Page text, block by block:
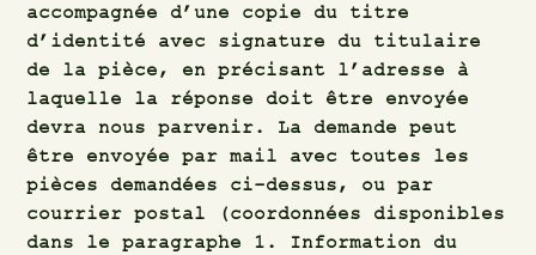
accompagnée d’une copie du titre
d’identité avec signature du titulaire
de la pièce, en précisant l’adresse à
laquelle la réponse doit être envoyée
devra nous parvenir. La demande peut
être envoyée par mail avec toutes les
pièces demandées ci-dessus, ou par
courrier postal (coordonnées disponibles
dans le paragraphe 1. Information du